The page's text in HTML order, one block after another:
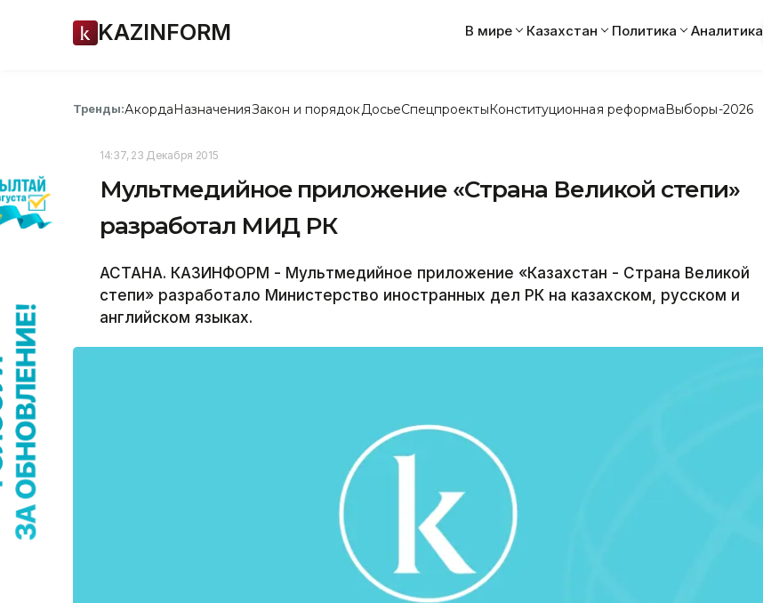
KAZINFORM В мире Казахстан Политика Аналитика
Тренды:АкордаНазначенияЗакон и порядок ДосьеСпецпроектыКонституционная реформаВыборы-2026
14:37, 23 Декабря 2015
Мультмедийное приложение «Страна Великой степи»
разработал МИД РК
АСТАНА. КАЗИНФОРМ - Мультмедийное приложение «Казахстан - Страна Великой
степи» разработало Министерство иностранных дел РК на казахском, русском и
английском языках.